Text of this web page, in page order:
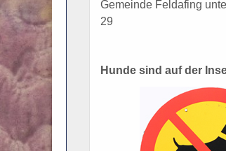
Gemeinde Feldafing
29
Hunde sind auf der